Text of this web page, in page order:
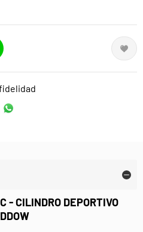
- CILINDRO DEPORTIVO